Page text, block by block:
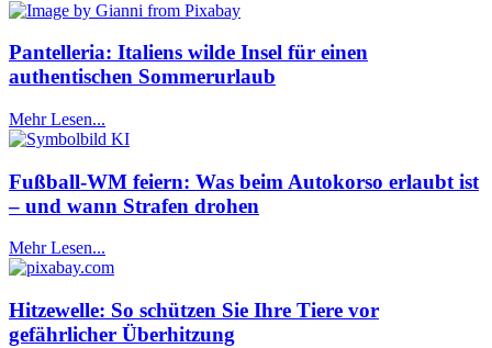
Pantelleria: Italiens wilde Insel für einen
authentischen Sommerurlaub
Mehr Lesen...
Fußball-WM feiern: Was beim Autokorso erlaubt ist
– und wann Strafen drohen
Mehr Lesen...
Hitzewelle: So schützen Sie Ihre Tiere vor
gefährlicher Überhitzung